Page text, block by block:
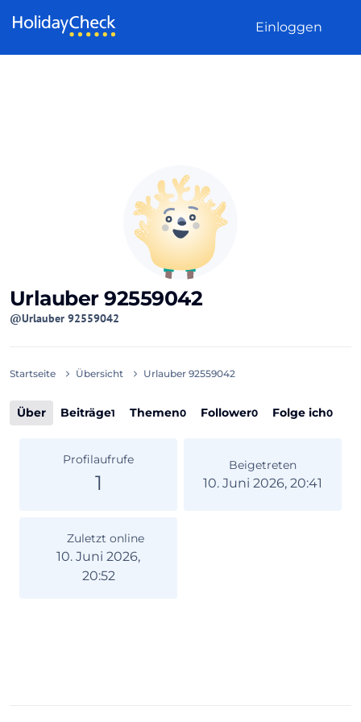
Einloggen
Urlauber 92559042
@Urlauber 92559042
Startseite Übersicht Urlauber 92559042
Über Beiträge1 Themen0 Follower0 Folge ich0
Profilaufrufe
1
Beigetreten
10. Juni 2026, 20:41
Zuletzt online
10. Juni 2026,
20:52